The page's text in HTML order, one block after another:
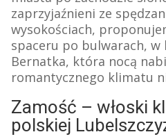
zaprzyjaźnieni ze
wysokościach,
spaceru po bulwarach, w
Bernatka, która nocą
romantycznego klimatu
Zamość – włoski
polskiej